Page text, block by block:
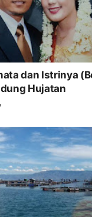
dan Istrinya
Hujatan